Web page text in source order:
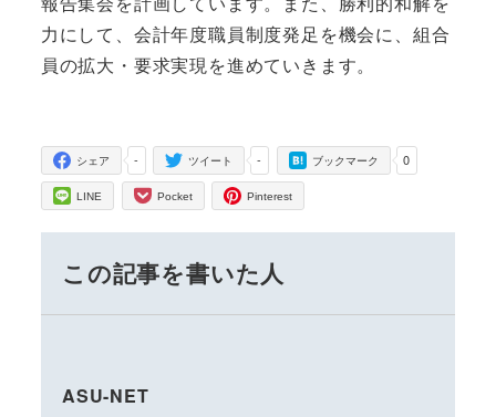
力にして、会計年度職員制度発足を機会に、組合
員の拡大・要求実現を進めていきます。
-
シェア -
ツイート 0
ブックマーク
LINE Pocket Pinterest
この記事を書いた人
ASU-NET